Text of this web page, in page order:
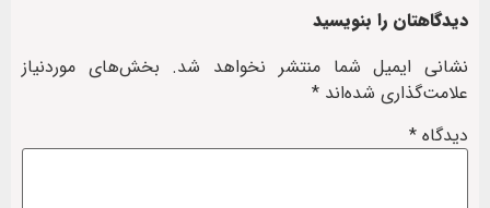
دیدگاهتان را بنویسید
نشانی ایمیل شما منتشر نخواهد شد. بخش‌های موردنیاز
علامت‌گذاری شده‌اند *
دیدگاه *